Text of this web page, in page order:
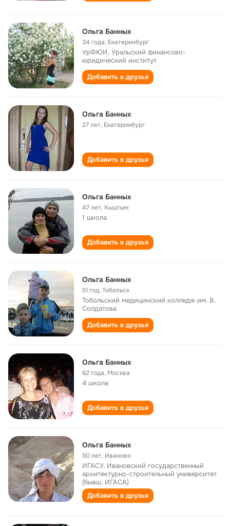
Ольга Банных
34 года, Екатеринбург
УрФЮИ, Уральский финансово-
юридический институт
Добавить в друзья
Ольга Банных
27 лет, Екатеринбург
Добавить в друзья
Ольга Банных
47 лет, Кыштым
1 школа
Добавить в друзья
Ольга Банных
51 год,Тобольск
Тобольский медицинский колледж им. В.
Солдатова
Добавить в друзья
Ольга Банных
62 года, Москва
4 школа
Добавить в друзья
Ольга Банных
50 лет, Иваново
ИГАСУ, Ивановский государственный
архитектурно-строительный университет
(бывш. ИГАСА)
Добавить в друзья